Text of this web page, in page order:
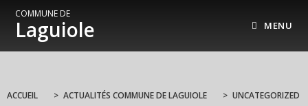
COMMUNE DE
Laguiole MENU
ACCUEIL > ACTUALITÉS COMMUNE DE LAGUIOLE > UNCATEGORIZED